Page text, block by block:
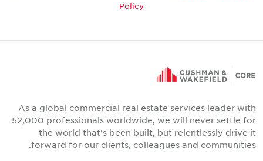
Policy
As a global commercial real estate services leader with
52,000 professionals worldwide, we will never settle for
the world that's been built, but relentlessly drive it
forward for our clients, colleagues and communities.